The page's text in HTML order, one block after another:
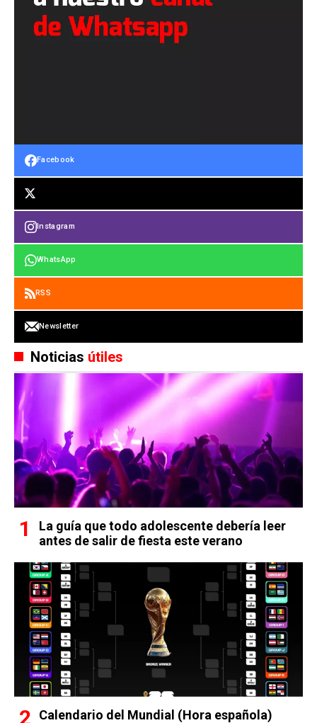
Facebook
Instagram
WhatsApp
RSS
Newsletter
Noticias útiles
La guía que todo adolescente debería leer
antes de salir de fiesta este verano
Calendario del Mundial (Hora española)